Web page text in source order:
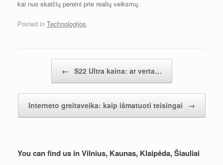
kai nuo skaičių pereini prie realių veiksmų.
Posted in Technologijos.
← S22 Ultra kaina: ar verta…
Interneto greitaveika: kaip išmatuoti teisingai →
You can find us in Vilnius, Kaunas, Klaipėda, Šiauliai